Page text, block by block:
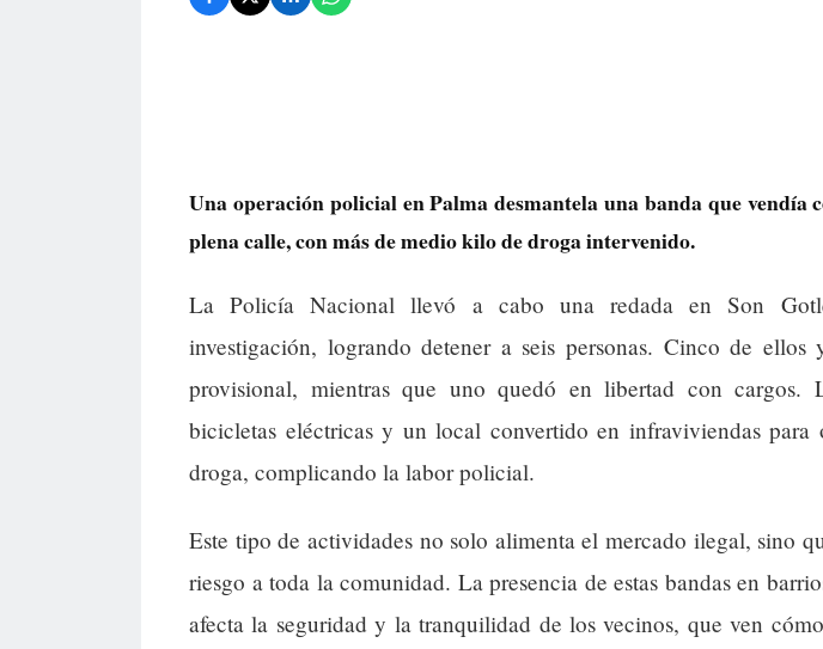
Una operación policial en Palma desmantela una banda que vendía
plena calle, con más de medio kilo de droga intervenido.
La Policía Nacional llevó a cabo una redada en Son
investigación, logrando detener a seis personas. Cinco de ellos
provisional, mientras que uno quedó en libertad con cargos.
bicicletas eléctricas y un local convertido en infraviviendas
droga, complicando la labor policial.
Este tipo de actividades no solo alimenta el mercado ilegal, sino
riesgo a toda la comunidad. La presencia de estas bandas en
afecta la seguridad y la tranquilidad de los vecinos, que ven